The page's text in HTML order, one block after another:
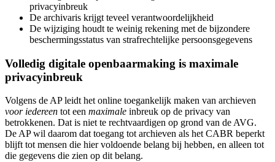
privacyinbreuk
De archivaris krijgt teveel verantwoordelijkheid
De wijziging houdt te weinig rekening met de bijzondere
beschermingsstatus van strafrechtelijke persoonsgegevens
Volledig digitale openbaarmaking is maximale
privacyinbreuk
Volgens de AP leidt het online toegankelijk maken van archieven
voor iedereen tot een maximale inbreuk op de privacy van
betrokkenen. Dat is niet te rechtvaardigen op grond van de AVG.
De AP wil daarom dat toegang tot archieven als het CABR beperkt
blijft tot mensen die hier voldoende belang bij hebben, en alleen tot
die gegevens die zien op dit belang.